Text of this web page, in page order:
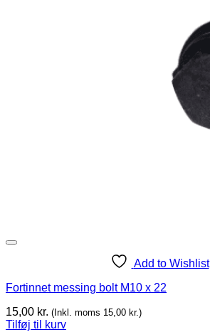
Add to Wishlist
Fortinnet messing bolt M10 x 22
15,00 kr. (Inkl. moms 15,00 kr.)
Tilføj til kurv